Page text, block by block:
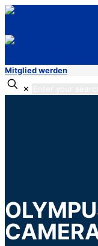
Mitglied werden
✕